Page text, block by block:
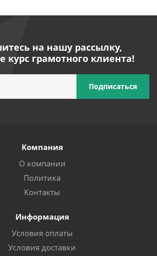
на нашу рассылку,
курс грамотного клиента!
Компания
О компании
Политика
Контакты
Информация
Условия оплаты
Условия доставки